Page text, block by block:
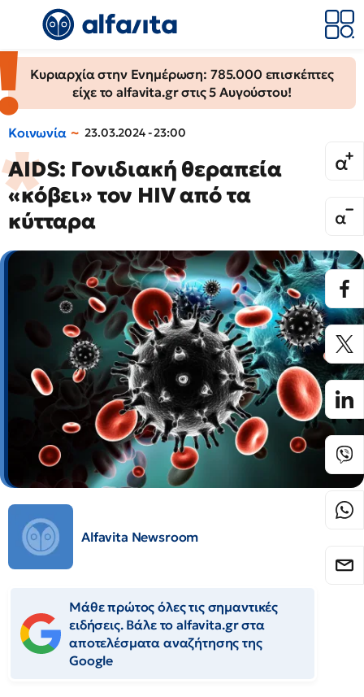
Κυριαρχία στην Ενημέρωση: 785.000 επισκέπτες
είχε το alfavita.gr στις 5 Αυγούστου!
Κοινωνία 23.03.2024 - 23:00
AIDS: Γονιδιακή θεραπεία
«κόβει» τον HIV από τα
κύτταρα
Alfavita Newsroom
Μάθε πρώτος όλες τις σημαντικές
ειδήσεις. Βάλε το alfavita.gr στα
αποτελέσματα αναζήτησης της
Google